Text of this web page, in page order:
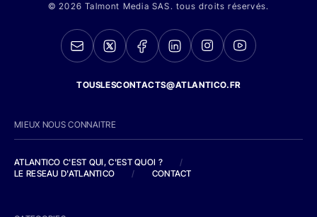
© 2026 Talmont Media SAS. tous droits réservés.
TOUSLESCONTACTS@ATLANTICO.FR
MIEUX NOUS CONNAITRE
ATLANTICO C'EST QUI, C'EST QUOI ?
/
LE RESEAU D'ATLANTICO
/ CONTACT